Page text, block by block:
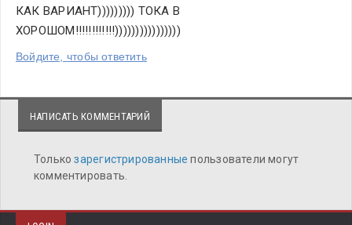
КАК ВАРИАНТ))))))))) ТОКА В
ХОРОШОМ!!!!!!!!!!!!))))))))))))))))
Войдите, чтобы ответить
НАПИСАТЬ КОММЕНТАРИЙ
Толькозарегистрированныепользователи могут
комментировать.